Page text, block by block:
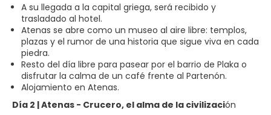
A su llegada a la capital griega, será recibido y
trasladado al hotel.
Atenas se abre como un museo al aire libre: templos,
plazas y el rumor de una historia que sigue viva en cada
piedra.
Resto del día libre para pasear por el barrio de Plaka o
disfrutar la calma de un café frente al Partenón.
Alojamiento en Atenas.
Día 2 | Atenas - Crucero, el alma de la civilización